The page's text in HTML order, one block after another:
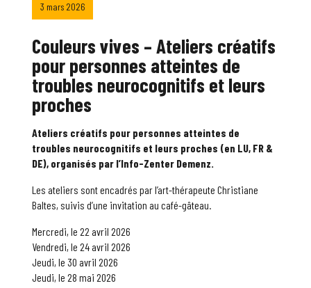
3 mars 2026
Couleurs vives – Ateliers créatifs
pour personnes atteintes de
troubles neurocognitifs et leurs
proches
Ateliers créatifs pour personnes atteintes de
troubles neurocognitifs et leurs proches (en LU, FR &
DE), organisés par l’Info-Zenter Demenz.
Les ateliers sont encadrés par l’art-thérapeute Christiane
Baltes, suivis d’une invitation au café-gâteau.
Mercredi, le 22 avril 2026
Vendredi, le 24 avril 2026
Jeudi, le 30 avril 2026
Jeudi, le 28 mai 2026